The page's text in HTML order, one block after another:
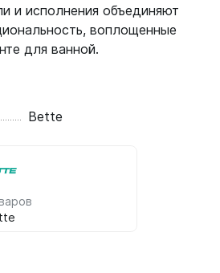
и исполнения объединяют
воплощенные
для ванной.
Bette